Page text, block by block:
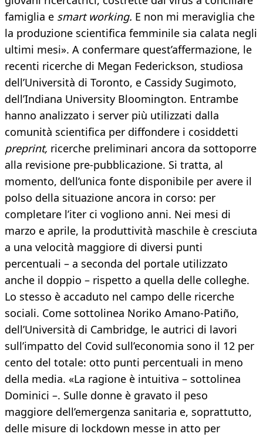
famiglia e smart working. E non mi meraviglia che
la produzione scientifica femminile sia calata negli
ultimi mesi». A confermare quest’affermazione, le
recenti ricerche di Megan Federickson, studiosa
dell’Università di Toronto, e Cassidy Sugimoto,
dell’Indiana University Bloomington. Entrambe
hanno analizzato i server più utilizzati dalla
comunità scientifica per diffondere i cosiddetti
preprint, ricerche preliminari ancora da sottoporre
alla revisione pre-pubblicazione. Si tratta, al
momento, dell’unica fonte disponibile per avere il
polso della situazione ancora in corso: per
completare l’iter ci vogliono anni. Nei mesi di
marzo e aprile, la produttività maschile è cresciuta
a una velocità maggiore di diversi punti
percentuali – a seconda del portale utilizzato
anche il doppio – rispetto a quella delle colleghe.
Lo stesso è accaduto nel campo delle ricerche
sociali. Come sottolinea Noriko Amano-Patiño,
dell’Università di Cambridge, le autrici di lavori
sull’impatto del Covid sull’economia sono il 12 per
cento del totale: otto punti percentuali in meno
della media. «La ragione è intuitiva – sottolinea
Dominici –. Sulle donne è gravato il peso
maggiore dell’emergenza sanitaria e, soprattutto,
delle misure di lockdown messe in atto per